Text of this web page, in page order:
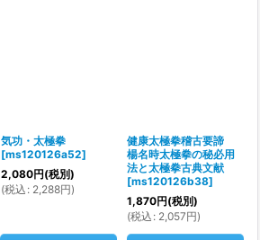
気功・太極拳
[ms120126a52]
2,080円(税別)
(税込 : 2,288円)
健康太極拳稽古要諦
楊名時太極拳の秘必用
法と太極拳古典文献
[ms120126b38]
1,870円(税別)
(税込 : 2,057円)